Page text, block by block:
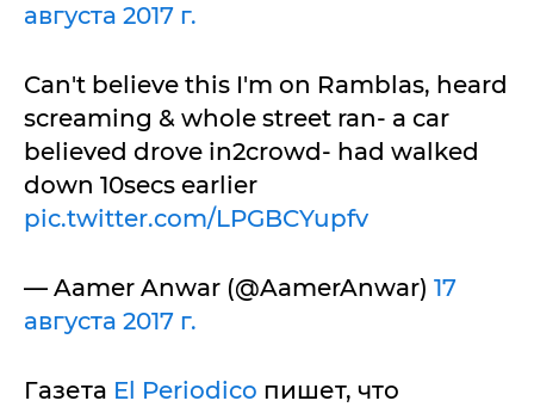
августа 2017 г.
Can't believe this I'm on Ramblas, heard
screaming & whole street ran- a car
believed drove in2crowd- had walked
down 10secs earlier
pic.twitter.com/LPGBCYupfv
— Aamer Anwar (@AamerAnwar) 17
августа 2017 г.
Газета El Periodico пишет, что